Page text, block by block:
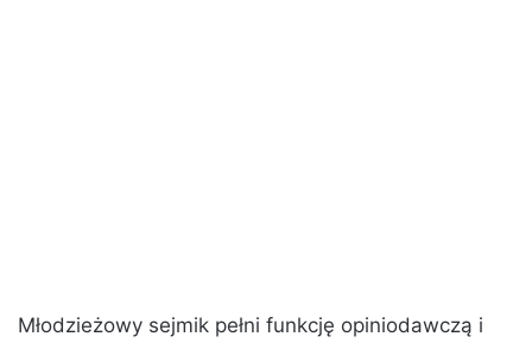
Młodzieżowy sejmik pełni funkcję opiniodawczą i